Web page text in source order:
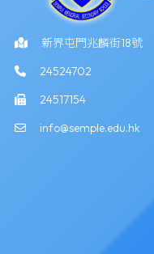
新界屯門兆麟街18號
24524702
24517154
info@semple.edu.hk